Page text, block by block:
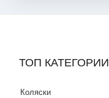
ТОП КАТЕГОРИИ
Коляски